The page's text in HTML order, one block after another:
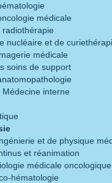
médicale
nucléaire et de
médicale
soins de support
interne
et de physique
et réanimation
médicale oncologique
hématologie